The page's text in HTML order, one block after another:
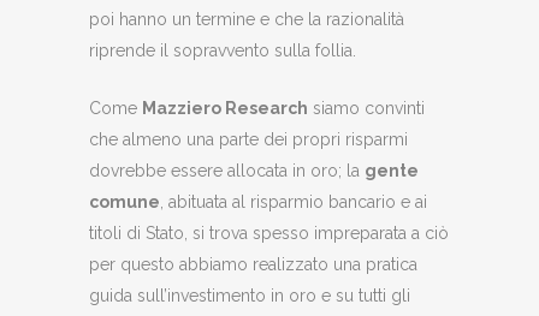
poi hanno un termine e che la razionalità
riprende il sopravvento sulla follia.
Come Mazziero Research siamo convinti
che almeno una parte dei propri risparmi
dovrebbe essere allocata in oro; la gente
comune, abituata al risparmio bancario e ai
titoli di Stato, si trova spesso impreparata a ciò
per questo abbiamo realizzato una pratica
guida sull’investimento in oro e su tutti gli